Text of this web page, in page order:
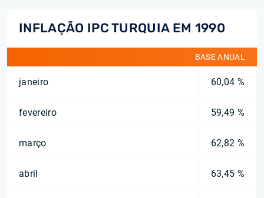
INFLAÇÃO IPC TURQUIA EM 1990
BASE ANUAL
janeiro 60,04 %
fevereiro 59,49 %
março 62,82 %
abril 63,45 %